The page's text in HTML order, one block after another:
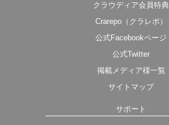
クラウディア会員特典
Crarepo（クラレポ）
公式Facebookページ
公式Twitter
掲載メディア様一覧
サイトマップ
サポート